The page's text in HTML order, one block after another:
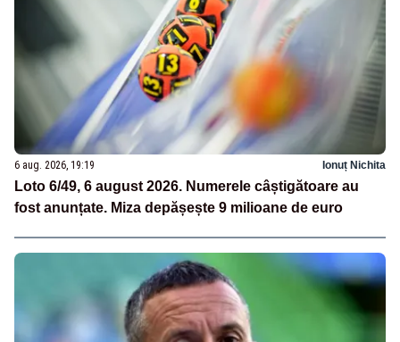
6 aug. 2026, 19:19 Ionuț Nichita
Loto 6/49, 6 august 2026. Numerele câștigătoare au
fost anunțate. Miza depășește 9 milioane de euro